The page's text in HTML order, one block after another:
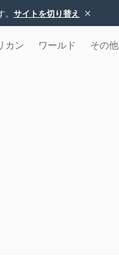
サイトを切り替え ×
カン ワールド その他